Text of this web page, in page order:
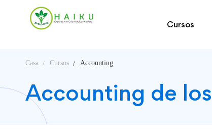
Cursos
Casa Cursos Accounting
Accounting de